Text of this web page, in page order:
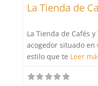
La Tienda de
La Tienda de Cafés
acogedor situado
estilo que te Leer